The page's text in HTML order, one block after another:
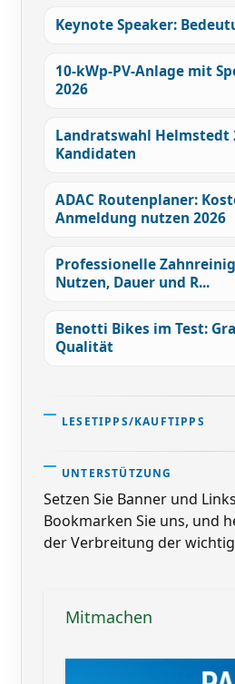
Keynote Speaker:
10-kWp-PV-Anlage mit
2026
Landratswahl Helmstedt
Kandidaten
ADAC Routenplaner:
Anmeldung nutzen 2026
Professionelle
Nutzen, Dauer und R...
Benotti Bikes im Test:
Qualität
LESETIPPS/KAUFTIPPS
UNTERSTÜTZUNG
Setzen Sie Banner und
Bookmarken Sie uns, und
der Verbreitung der
Mitmachen